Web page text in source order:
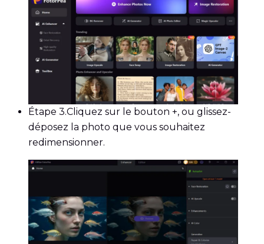
Étape 3.Cliquez sur le bouton +, ou glissez-
déposez la photo que vous souhaitez
redimensionner.